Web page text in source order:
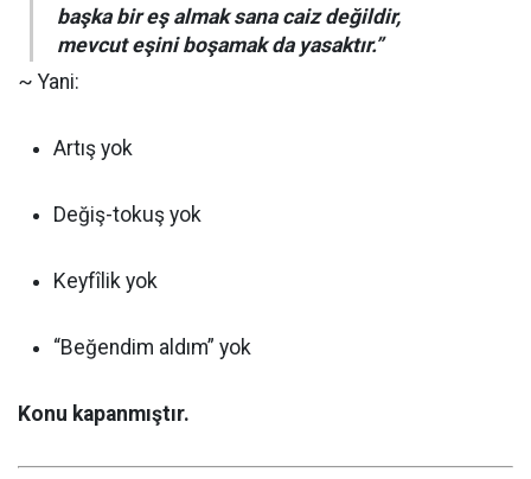
başka bir eş almak sana caiz değildir,
mevcut eşini boşamak da yasaktır.”
~ Yani:
Artış yok
Değiş-tokuş yok
Keyfîlik yok
“Beğendim aldım” yok
Konu kapanmıştır.